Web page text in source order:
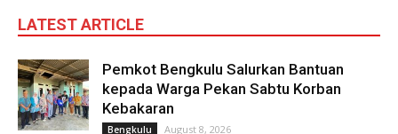
LATEST ARTICLE
Pemkot Bengkulu Salurkan Bantuan
kepada Warga Pekan Sabtu Korban
Kebakaran
Bengkulu August 8, 2026